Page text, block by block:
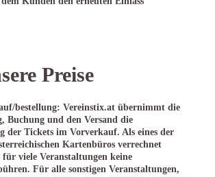
Preise
bestellung: Vereinstix.at übernimmt die
Buchung und den Versand die
der Tickets im Vorverkauf. Als eines der
Kartenbüros verrechnet
viele Veranstaltungen keine
Für alle sonstigen Veranstaltungen,